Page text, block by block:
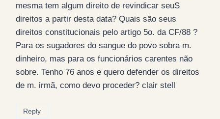
mesma tem algum direito de revindicar seuS
direitos a partir desta data? Quais são seus
direitos constitucionais pelo artigo 5o. da CF/88 ?
Para os sugadores do sangue do povo sobra m.
dinheiro, mas para os funcionários carentes não
sobre. Tenho 76 anos e quero defender os direitos
de m. irmã, como devo proceder? clair stell
Reply